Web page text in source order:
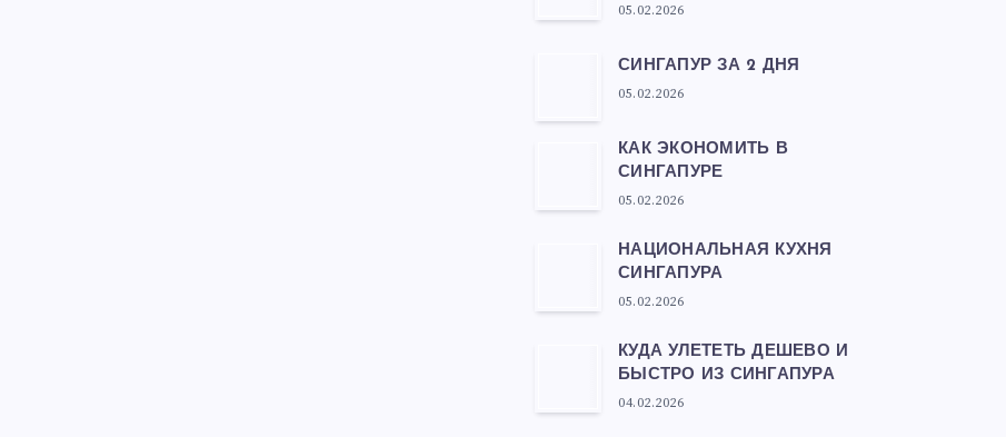
05.02.2026
СИНГАПУР ЗА 2 ДНЯ
05.02.2026
КАК ЭКОНОМИТЬ В
СИНГАПУРЕ
05.02.2026
НАЦИОНАЛЬНАЯ КУХНЯ
СИНГАПУРА
05.02.2026
КУДА УЛЕТЕТЬ ДЕШЕВО И
БЫСТРО ИЗ СИНГАПУРА
04.02.2026